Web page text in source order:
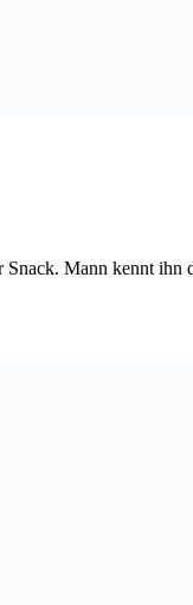
Mann kennt ihn